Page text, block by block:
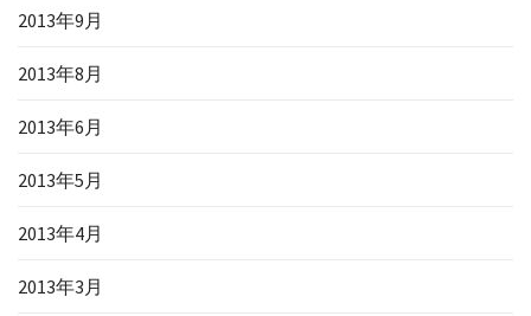
2013年9月
2013年8月
2013年6月
2013年5月
2013年4月
2013年3月